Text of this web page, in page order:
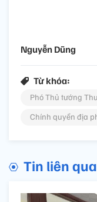
Nguyễn Dũng
Từ khóa:
Phó Thủ tướng
Chính quyền địa
Tin liên